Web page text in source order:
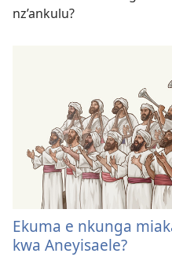
nz’ankulu?
Ekuma e nkunga
kwa Aneyisaele?